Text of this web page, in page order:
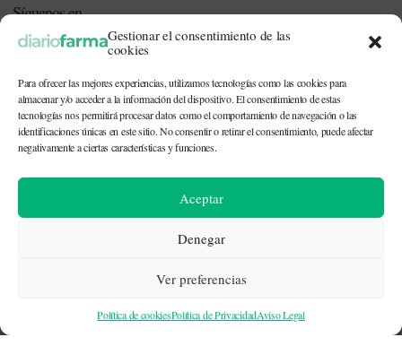
Gestionar el consentimiento de las
cookies
Para ofrecer las mejores experiencias, utilizamos tecnologías como las cookies para
almacenar y/o acceder a la información del dispositivo. El consentimiento de estas
tecnologías nos permitirá procesar datos como el comportamiento de navegación o las
identificaciones únicas en este sitio. No consentir o retirar el consentimiento, puede afectar
negativamente a ciertas características y funciones.
Aceptar
Denegar
Ver preferencias
Política de cookiesPolítica de PrivacidadAviso Legal
Síguenos en
Este periódico está dirigido a profesionales sanitarios (médicos,
enfermeros, farmacéuticos) implicados en la prescripción o
farmacéutica y gestores o personas implicadas en la política